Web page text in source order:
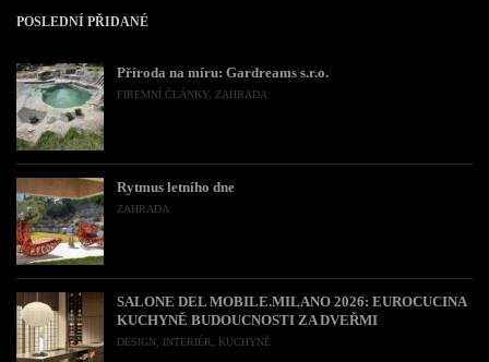
POSLEDNÍ PŘIDANÉ
Příroda na míru: Gardreams s.r.o.
FIREMNÍ ČLÁNKY, ZAHRADA
Rytmus letního dne
ZAHRADA
SALONE DEL MOBILE.MILANO 2026: EUROCUCINA
KUCHYNĚ BUDOUCNOSTI ZA DVEŘMI
DESIGN, INTERIÉR, KUCHYNĚ